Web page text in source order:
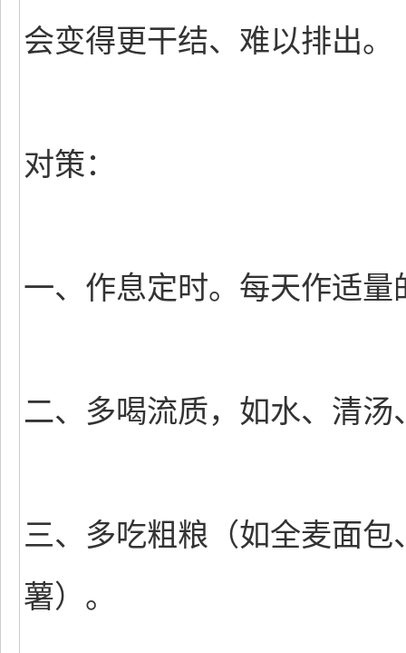
会变得更干结、难以排出。
对策：
一、作息定时。每天作适
二、多喝流质，如水、清汤
三、多吃粗粮（如全麦面
薯）。